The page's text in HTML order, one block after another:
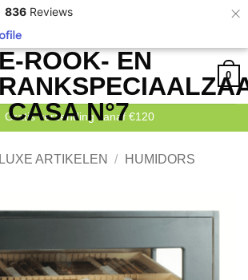
836 Reviews ×
0
Gratis verzending vanaf €120
LUXE ARTIKELEN / HUMIDORS